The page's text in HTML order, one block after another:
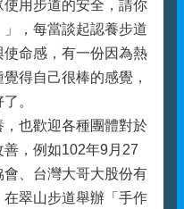
用步道的安全，請你
，每當談起認養步道
命感，有一份因為熱
得自己很棒的感覺，
。
也歡迎各種團體對於
，例如102年9月27
、台灣大哥大股份有
翠山步道舉辦「手作